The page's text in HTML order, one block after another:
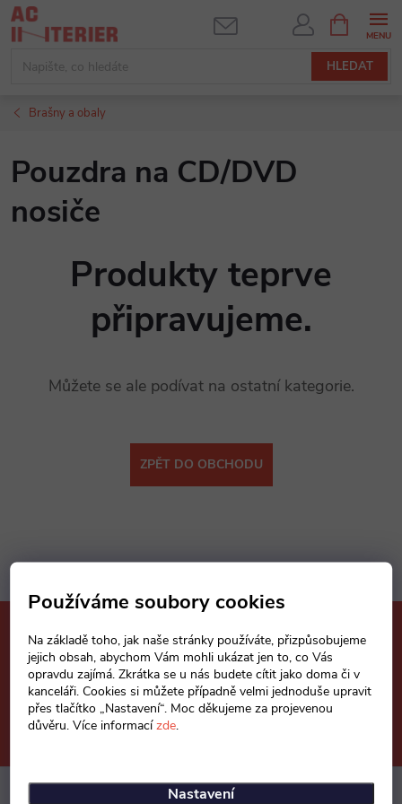
Používáme soubory cookies
Na základě toho, jak naše stránky používáte, přizpůsobujeme
jejich obsah, abychom Vám mohli ukázat jen to, co Vás
opravdu zajímá. Zkrátka se u nás budete cítit jako doma či v
kanceláři. Cookies si můžete případně velmi jednoduše upravit
přes tlačítko „Nastavení“. Moc děkujeme za projevenou
důvěru. Více informacízde.
Nastavení
Přejít
na
HLEDAT
NÁKUPNÍ
KOŠÍK
Brašny a obaly
Pouzdra na CD/DVD
nosiče
Produkty teprve
připravujeme.
Můžete se ale podívat na ostatní kategorie.
ZPĚT DO OBCHODU
p
Mějte přehled o novinkách
a slevách
E-mail